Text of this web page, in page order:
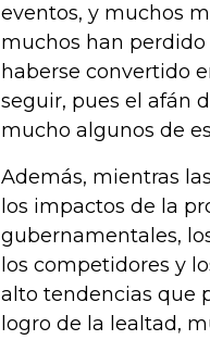
eventos, y muchos
muchos han
haberse convertido
seguir, pues el afán
mucho algunos de
Además, mientras
los impactos de la
gubernamentales,
los competidores y
alto tendencias que
logro de la lealtad,